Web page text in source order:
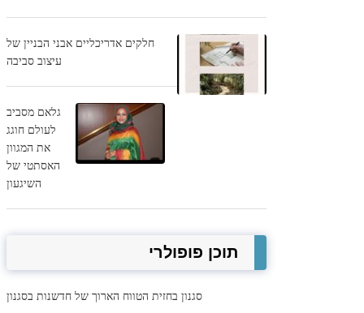
חלקים אדריכליים אבני הבניין של
עיצוב סביבה
גלאם מסביב
לעולם חוגג
את המגוון
האסתטי של
השיגעון
תוכן פופולרי
סגנון בחזית הטווח הארוך של חדשנות בסגנון